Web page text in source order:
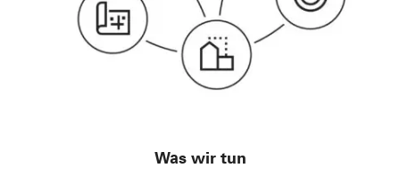
Was wir tun